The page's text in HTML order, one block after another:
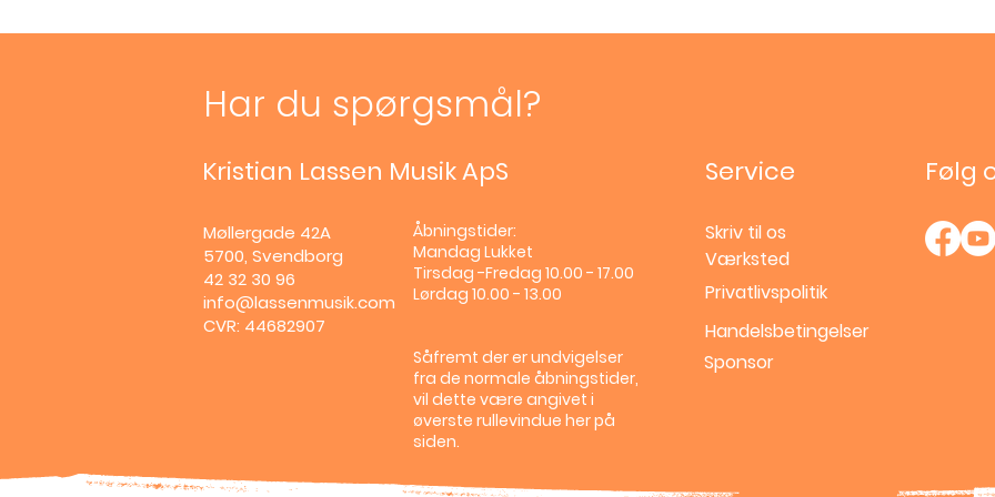
Har du spørgsmål?
Kristian Lassen Musik ApS
Møllergade 42A
5700, Svendborg
42 32 30 96
info@lassenmusik.com
CVR: 44682907
Åbningstider:
Mandag Lukket
Tirsdag -Fredag 10.00 - 17.00
Lørdag 10.00 - 13.00
Såfremt der er undvigelser
fra de normale åbningstider,
vil dette være angivet i
øverste rullevindue her på
siden.
Service
Skriv til os
Værksted
Følg
Privatlivspolitik
Handelsbetingelser
Sponsor